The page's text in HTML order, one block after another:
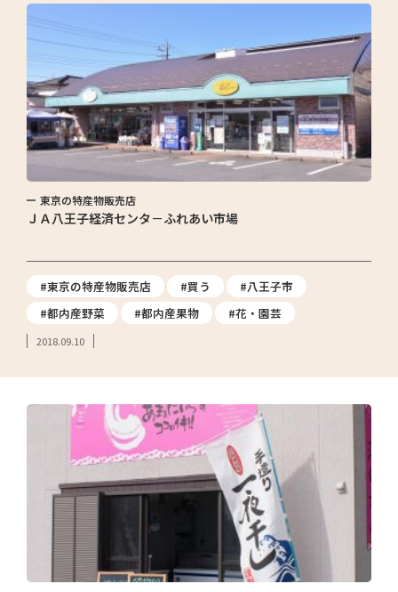
東京の特産物販売店
ＪＡ八王子経済センタ－ふれあい市場
#東京の特産物販売店 #買う
#八王子市
#都内産野菜
#都内産果物 #花・園芸
2018.09.10